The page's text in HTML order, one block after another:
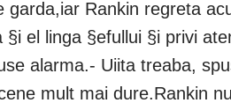
garda,iar Rankin regreta
§i el linga §efullui §i privi
alarma.- Uiita treaba,
mult mai dure.Rankin